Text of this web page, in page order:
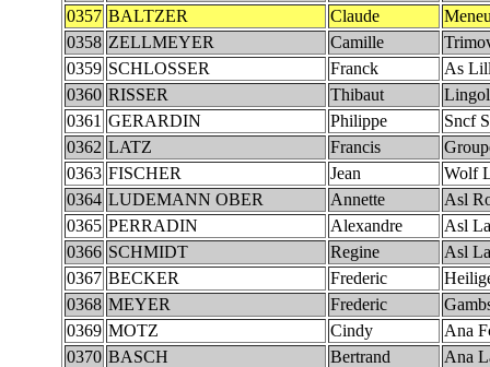
0357 BALTZER Claude
0358 ZELLMEYER Camille
0359 SCHLOSSER Franck
As
0360 RISSER Thibaut
0361 GERARDIN Philippe
Sncf
0362 LATZ Francis
0363 FISCHER Jean
Wolf
0364 LUDEMANN OBER Annette
Asl
0365 PERRADIN Alexandre
Asl
0366 SCHMIDT Regine
Asl
0367 BECKER Frederic
0368 MEYER Frederic
0369 MOTZ Cindy
Ana
0370 BASCH Bertrand
Ana